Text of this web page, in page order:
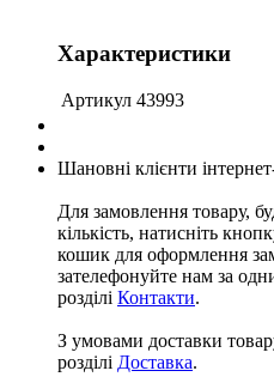
Характеристики
Артикул 43993
Шановні клієнти
Для замовлення товару,
кількість, натисніть
кошик для оформлення
зателефонуйте нам за
розділі Контакти.
З умовами доставки
розділі Доставка.